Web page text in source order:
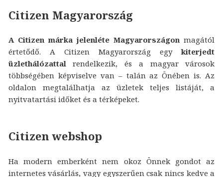
Citizen Magyarország
A Citizen márka jelenléte Magyarországon magától
értetődő. A Citizen Magyarország egykiterjedt
üzlethálózattalrendelkezik, és a magyar városok
többségében képviselve van – talán az Önében is. Az
oldalon megtalálhatja az üzletek teljes listáját, a
nyitvatartási időket és a térképeket.
Citizen webshop
Ha modern emberként nem okoz Önnek gondot az
internetes vásárlás, vagy egyszerűen csak nincs kedve a